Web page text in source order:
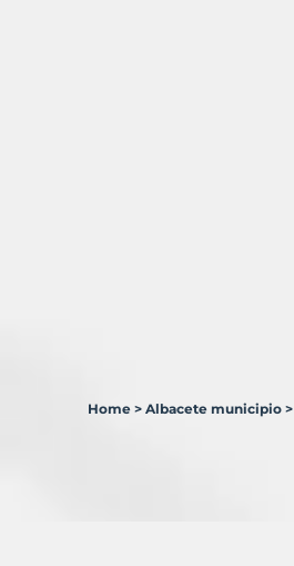
Home > Albacete municipio >